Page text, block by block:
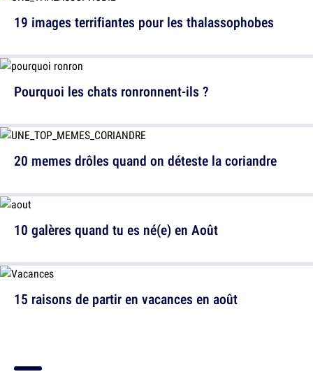
Pourquoi les chats ronronnent-ils ?
10 galères quand tu es né(e) en Août
19 images terrifiantes pour les thalassophobes
20 memes drôles quand on déteste la coriandre
15 raisons de partir en vacances en août